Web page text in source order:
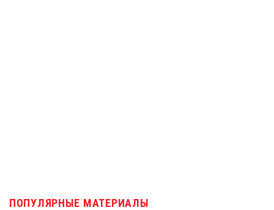
ПОПУЛЯРНЫЕ МАТЕРИАЛЫ